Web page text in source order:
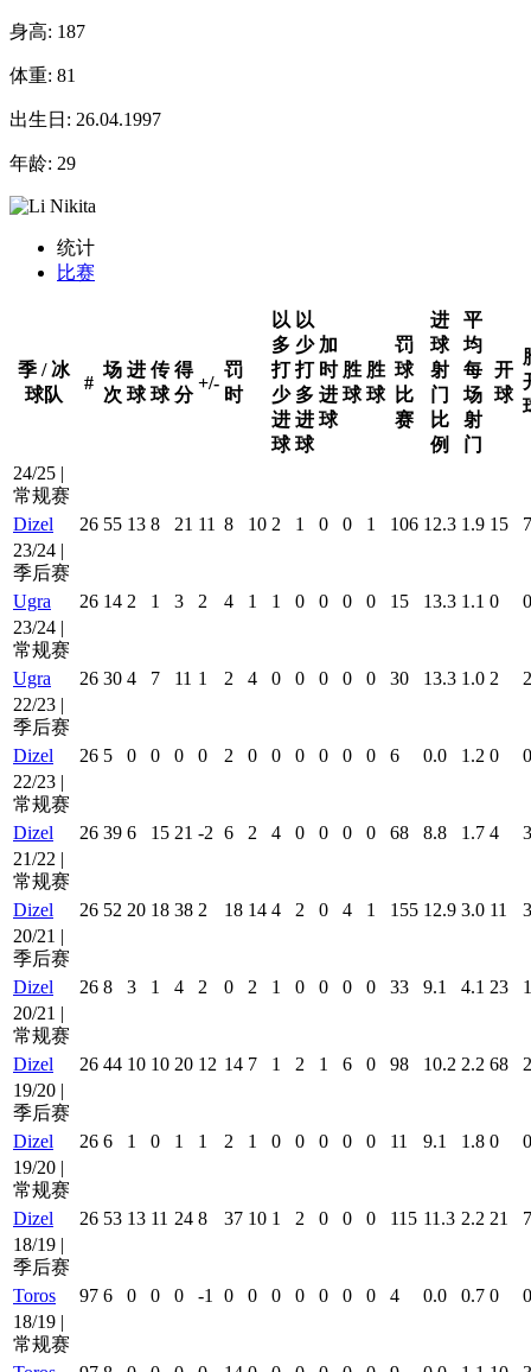
身高: 187
体重: 81
出生日: 26.04.1997
年龄: 29
统计
比赛
季 / 冰
球队
#
场
次
进
球
传
球
得
分
+/-
罚
时
以
多
打
少
进
球
以
少
打
多
进
球
加
时
进
球
胜
球
胜
球
罚
球
比
赛
进
球
射
门
比
例
平
均
每
场
射
门
开
球
24/25 |
常规赛
Dizel
26 55 13 8 21 11 8 10 2 1 0 0 1 106 12.3 1.9 15
7
23/24 |
季后赛
Ugra
26 14 2 1 3 2 4 1 1 0 0 0 0 15 13.3 1.1 0
0
23/24 |
常规赛
Ugra
26 30 4 7 11 1 2 4 0 0 0 0 0 30 13.3 1.0 2
2
22/23 |
季后赛
Dizel
26 5 0 0 0 0 2 0 0 0 0 0 0 6 0.0 1.2 0
0
22/23 |
常规赛
Dizel
26 39 6 15 21 -2 6 2 4 0 0 0 0 68 8.8 1.7 4
3
21/22 |
常规赛
Dizel
26 52 20 18 38 2 18 14 4 2 0 4 1 155 12.9 3.0 11
3
20/21 |
季后赛
Dizel
26 8 3 1 4 2 0 2 1 0 0 0 0 33 9.1 4.1 23
20/21 |
常规赛
Dizel
26 44 10 10 20 12 14 7 1 2 1 6 0 98 10.2 2.2 68
19/20 |
季后赛
Dizel
26 6 1 0 1 1 2 1 0 0 0 0 0 11 9.1 1.8 0
0
19/20 |
常规赛
Dizel
26 53 13 11 24 8 37 10 1 2 0 0 0 115 11.3 2.2 21
7
18/19 |
季后赛
Toros
97 6 0 0 0 -1 0 0 0 0 0 0 0 4 0.0 0.7 0
0
18/19 |
常规赛